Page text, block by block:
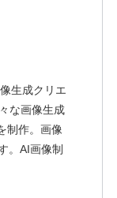
生成クリエ
な画像生成
制作。画像
。AI画像制